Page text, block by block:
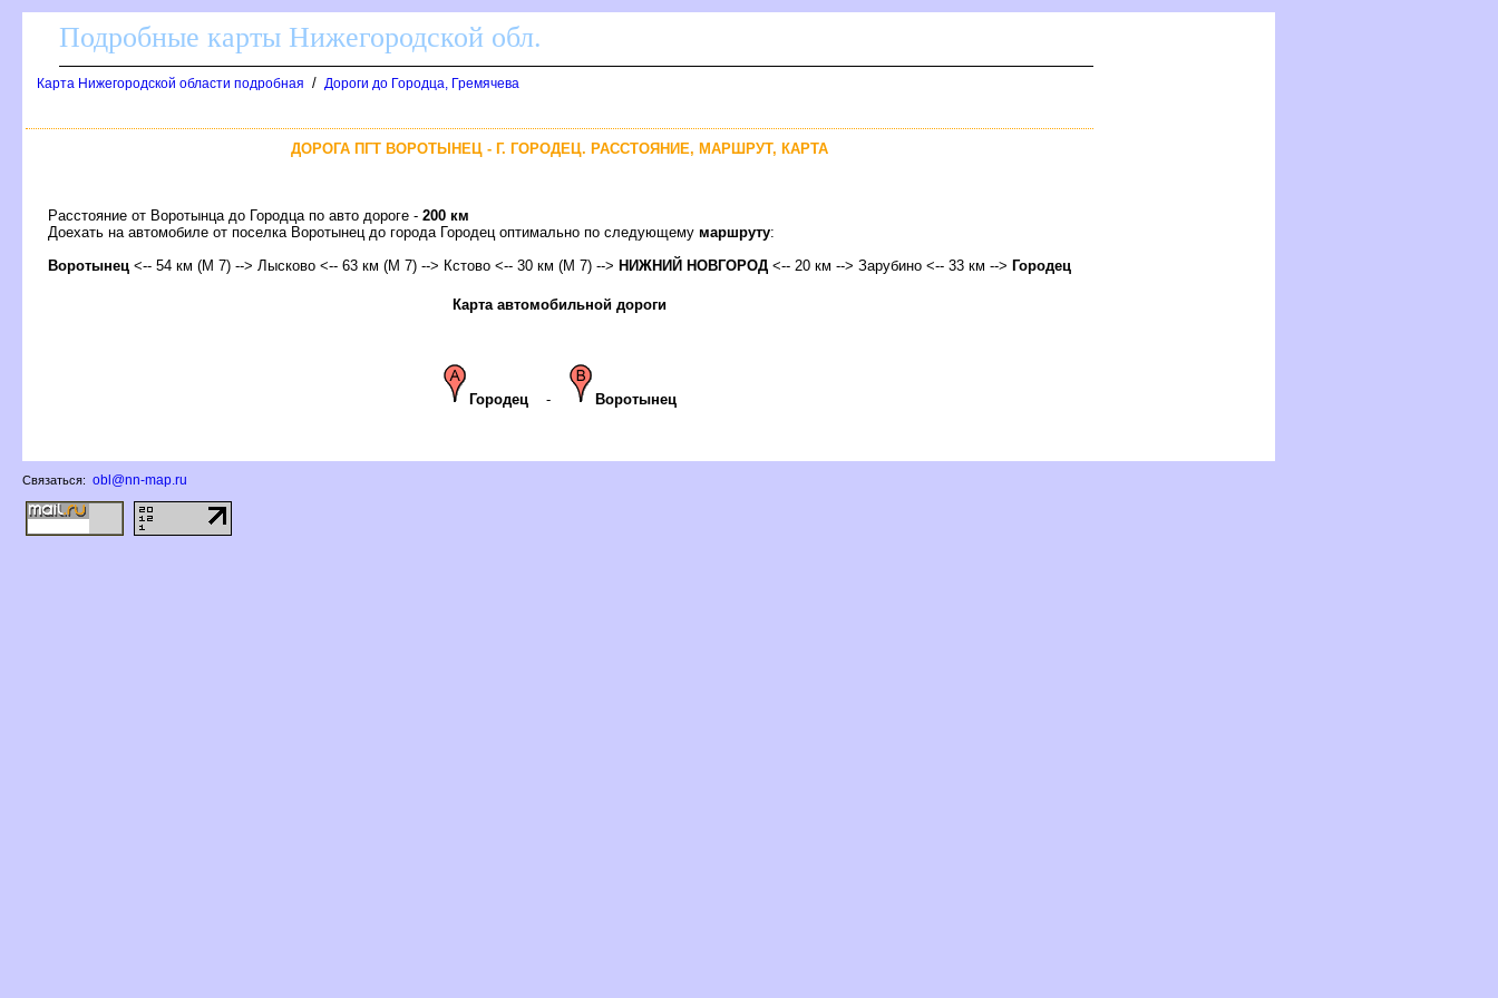
Подробные карты Нижегородской обл.
Карта Нижегородской области подробная / Дороги до Городца, Гремячева
ДОРОГА ПГТ ВОРОТЫНЕЦ - Г. ГОРОДЕЦ. РАССТОЯНИЕ, МАРШРУТ, КАРТА
Расстояние от Воротынца до Городца по авто дороге - 200 км
Доехать на автомобиле от поселка Воротынец до города Городец оптимально по следующему маршруту:
оротынец <-- 54 км (М 7) --> Лысково <-- 63 км (М 7) --> Кстово <-- 30 км (М 7) --> НИЖНИЙ НОВГОРОД <-- 20 км --> Зарубино <-- 33 км --> Городец
Карта автомобильной дороги
Городец - оротынец
Связаться: obl@nn-map.ru